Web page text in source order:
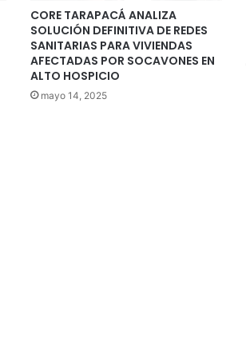
CORE TARAPACÁ ANALIZA
SOLUCIÓN DEFINITIVA DE REDES
SANITARIAS PARA VIVIENDAS
AFECTADAS POR SOCAVONES EN
ALTO HOSPICIO
mayo 14, 2025